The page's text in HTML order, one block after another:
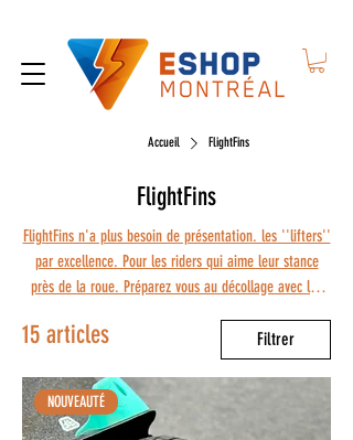
Accueil FlightFins
FlightFins
FlightFins n'a plus besoin de présentation. les ''lifters''
par excellence. Pour les riders qui aime leur stance
près de la roue. Préparez vous au décollage avec les
15 articles Filtrer
NOUVEAUTÉ